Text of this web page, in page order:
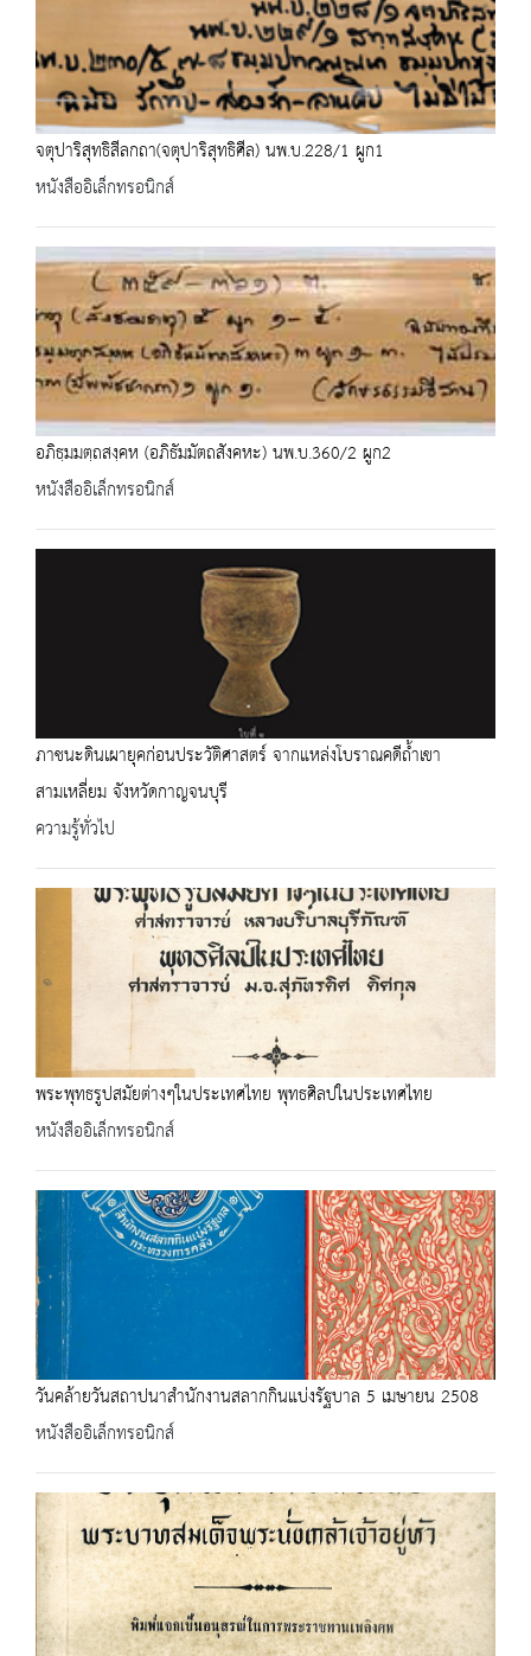
จตุปาริสุทธิสีลกถา(จตุปาริสุทธิศีล) นพ.บ.228/1 ผูก1
หนังสืออิเล็กทรอนิกส์
อภิธฺมมตฺถสงฺคห (อภิธัมมัตถสังคหะ) นพ.บ.360/2 ผูก2
หนังสืออิเล็กทรอนิกส์
ภาชนะดินเผายุคก่อนประวัติศาสตร์ จากแหล่งโบราณคดีถ้ำเขา
สามเหลี่ยม จังหวัดกาญจนบุรี
ความรู้ทั่วไป
พระพุทธรูปสมัยต่างๆในประเทศไทย พุทธศิลปในประเทศไทย
หนังสืออิเล็กทรอนิกส์
วันคล้ายวันสถาปนาสำนักงานสลากกินแบ่งรัฐบาล 5 เมษายน 2508
หนังสืออิเล็กทรอนิกส์